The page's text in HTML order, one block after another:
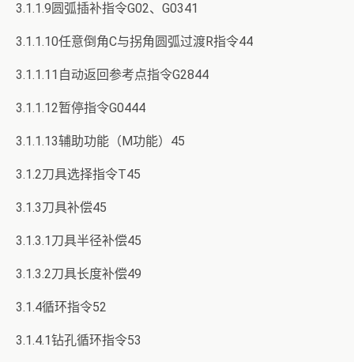
3.1.1.9圆弧插补指令G02、G0341
3.1.1.10任意倒角C与拐角圆弧过渡R指令44
3.1.1.11自动返回参考点指令G2844
3.1.1.12暂停指令G0444
3.1.1.13辅助功能（M功能）45
3.1.2刀具选择指令T45
3.1.3刀具补偿45
3.1.3.1刀具半径补偿45
3.1.3.2刀具长度补偿49
3.1.4循环指令52
3.1.4.1钻孔循环指令53